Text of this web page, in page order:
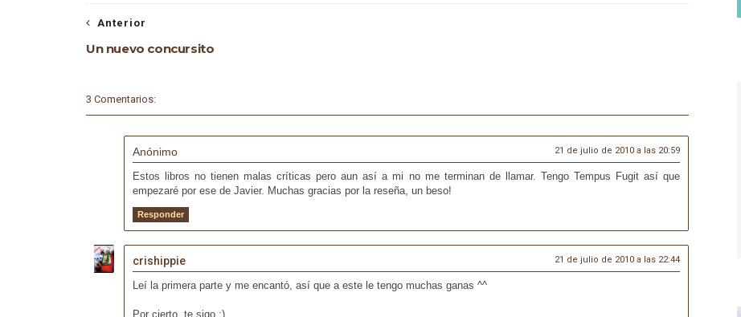
Anterior
Un nuevo concursito
3 Comentarios:
Anónimo 21 de julio de 2010 a las 20:59
Estos libros no tienen malas críticas pero aun así a mi no me terminan de llamar. Tengo Tempus Fugit así que
empezaré por ese de Javier. Muchas gracias por la reseña, un beso!
Responder
crishippie 21 de julio de 2010 a las 22:44
Leí la primera parte y me encantó, así que a este le tengo muchas ganas ^^
Por cierto, te sigo :)